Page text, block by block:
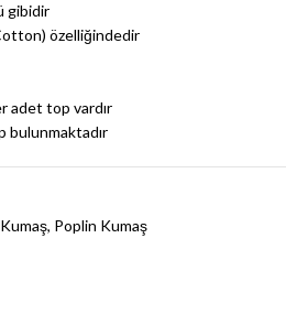
gibidir
özelliğindedir
adet top vardır
bulunmaktadır
Kumaş, Poplin Kumaş